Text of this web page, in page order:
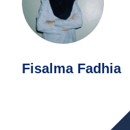
Fisalma Fadhia